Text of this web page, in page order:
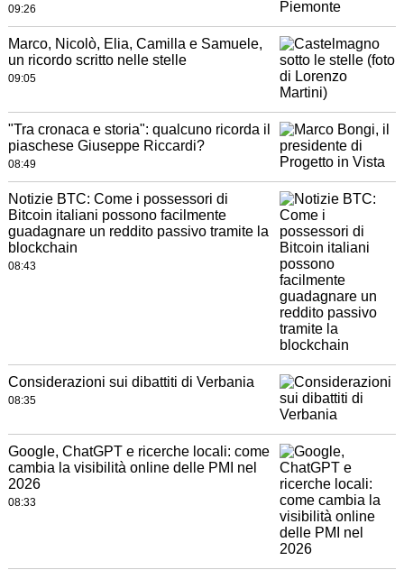
09:26
Marco, Nicolò, Elia, Camilla e Samuele,
un ricordo scritto nelle stelle
09:05
"Tra cronaca e storia": qualcuno ricorda il
piaschese Giuseppe Riccardi?
08:49
Notizie BTC: Come i possessori di
Bitcoin italiani possono facilmente
guadagnare un reddito passivo tramite la
blockchain
08:43
Considerazioni sui dibattiti di Verbania
08:35
Google, ChatGPT e ricerche locali: come
cambia la visibilità online delle PMI nel
2026
08:33